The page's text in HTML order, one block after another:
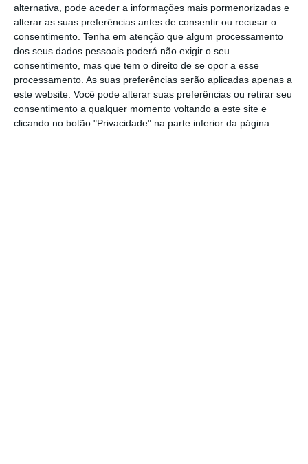
alternativa, pode aceder a informações mais pormenorizadas e
alterar as suas preferências antes de consentir ou recusar o
consentimento. Tenha em atenção que algum processamento
dos seus dados pessoais poderá não exigir o seu
consentimento, mas que tem o direito de se opor a esse
processamento. As suas preferências serão aplicadas apenas a
este website. Você pode alterar suas preferências ou retirar seu
consentimento a qualquer momento voltando a este site e
clicando no botão "Privacidade" na parte inferior da página.